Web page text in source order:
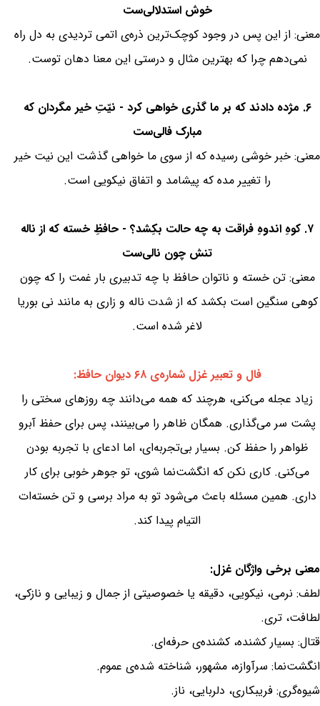
خوش استدلالی‌ست
معنی: از این پس در وجود کوچک‌ترین ذره‌ی اتمی تردیدی به دل راه
نمی‌دهم چرا که بهترین مثال و درستی این معنا دهان توست.
۶. مژده دادند که بر ما گذری خواهی کرد - نیّتِ خیر مگردان که
مبارک فالی‌ست
معنی: خبر خوشی رسیده که از سوی ما خواهی گذشت این نیت خیر
را تغییر مده که پیشامد و اتفاق نیکویی است.
۷. کوهِ اندوهِ فراقت به چه حالت بکِشد؟ - حافظِ خسته که از ناله
تنش چون نالی‌ست
معنی: تن خسته و ناتوان حافظ با چه تدبیری بار غمت را که چون
کوهی سنگین است بکشد که از شدت ناله و زاری به مانند نی بوریا
لاغر شده است.
فال و تعبیر غزل شماره‌ی ۶۸ دیوان حافظ:
زیاد عجله می‌کنی، هرچند که همه می‌دانند چه روزهای سختی را
پشت سر می‌گذاری. همگان ظاهر را می‌بینند، پس برای حفظ آبرو
ظواهر را حفظ کن. بسیار بی‌تجربه‌ای، اما ادعای با تجربه بودن
می‌کنی. کاری نکن که انگشت‌نما شوی، تو جوهر خوبی برای کار
داری. همین مسئله باعث می‌شود تو به مراد برسی و تن خسته‌ات
التیام پیدا کند.
معنی برخی واژگان غزل:
لطف: نرمی، نیکویی، دقیقه یا خصوصیتی از جمال و زیبایی و نازکی،
لطافت، تری.
قتال: بسیار کشنده، کشنده‌ی حرفه‌ای.
انگشت‌نما: سرآوازه، مشهور، شناخته شده‌ی عموم.
شیوه‌گری: فریبکاری، دلربایی، ناز.